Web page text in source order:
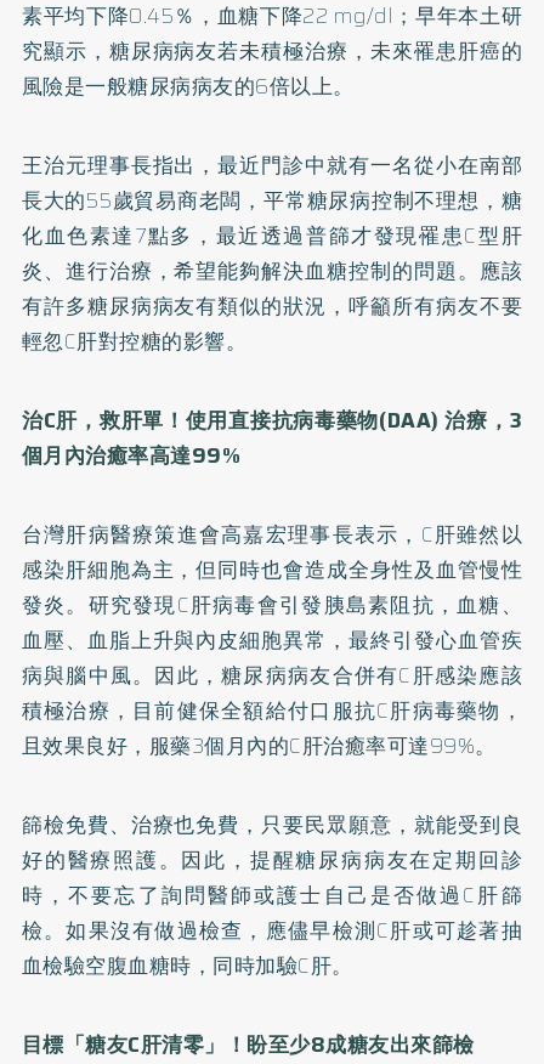
素平均下降0.45％，血糖下降22 mg/dl；早年本土研
究顯示，糖尿病病友若未積極治療，未來罹患肝癌的
風險是一般糖尿病病友的6倍以上。
王治元理事長指出，最近門診中就有一名從小在南部
長大的55歲貿易商老闆，平常糖尿病控制不理想，糖
化血色素達7點多，最近透過普篩才發現罹患C型肝
炎、進行治療，希望能夠解決血糖控制的問題。應該
有許多糖尿病病友有類似的狀況，呼籲所有病友不要
輕忽C肝對控糖的影響。
治C肝，救肝單！使用直接抗病毒藥物(DAA) 治療，3
個月內治癒率高達99%
台灣肝病醫療策進會高嘉宏理事長表示，C肝雖然以
感染肝細胞為主，但同時也會造成全身性及血管慢性
發炎。研究發現C肝病毒會引發胰島素阻抗，血糖、
血壓、血脂上升與內皮細胞異常，最終引發心血管疾
病與腦中風。因此，糖尿病病友合併有C肝感染應該
積極治療，目前健保全額給付口服抗C肝病毒藥物，
且效果良好，服藥3個月內的C肝治癒率可達99%。
篩檢免費、治療也免費，只要民眾願意，就能受到良
好的醫療照護。因此，提醒糖尿病病友在定期回診
時，不要忘了詢問醫師或護士自己是否做過C肝篩
檢。如果沒有做過檢查，應儘早檢測C肝或可趁著抽
血檢驗空腹血糖時，同時加驗C肝。
目標「糖友C肝清零」！盼至少8成糖友出來篩檢